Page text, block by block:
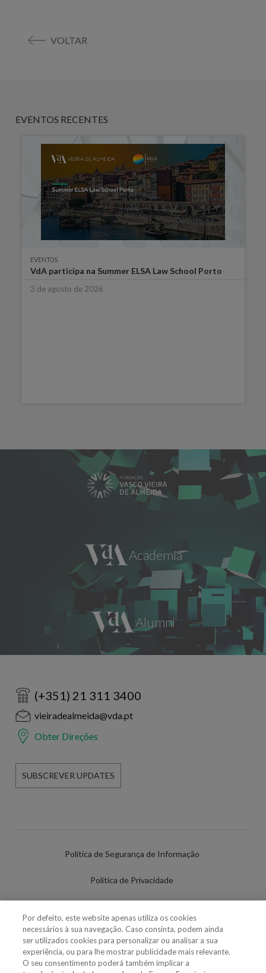
VOLTAR
EVENTOS RECENTES
EVENTOS
VdA participa na Summer ELSA Law School Porto
3 de agosto de 2026
(+351) 21 311 3400
vieiradealmeida@vda.pt
Obter Direções
SUBSCREVER UPDATES
Política de Segurança de Informação
Política de Privacidade
Política de Cookies
Definições de cookies
Por defeito, este website apenas utiliza os cookies
necessários à sua navegação. Caso consinta, podem ainda
ser utilizados cookies para personalizar ou analisar a sua
experiência, ou para lhe mostrar publicidade mais relevante.
O seu consentimento poderá também implicar a